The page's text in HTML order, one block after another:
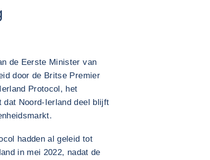
de Eerste Minister van
door de Britse Premier
Protocol, het
dat Noord-Ierland deel blijft
hadden al geleid tot
in mei 2022, nadat de